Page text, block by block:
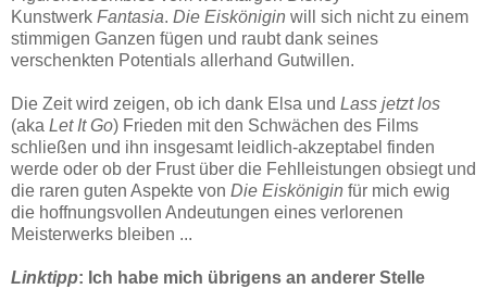
Kunstwerk Fantasia. Die Eiskönigin will sich nicht zu einem
stimmigen Ganzen fügen und raubt dank seines
verschenkten Potentials allerhand Gutwillen.
Die Zeit wird zeigen, ob ich dank Elsa und Lass jetzt los
(aka Let It Go) Frieden mit den Schwächen des Films
schließen und ihn insgesamt leidlich-akzeptabel finden
werde oder ob der Frust über die Fehlleistungen obsiegt und
die raren guten Aspekte von Die Eiskönigin für mich ewig
die hoffnungsvollen Andeutungen eines verlorenen
Meisterwerks bleiben ...
Linktipp: Ich habe mich übrigens an anderer Stelle